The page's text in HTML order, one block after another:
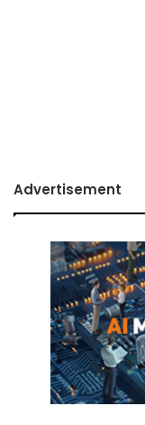
Advertisement